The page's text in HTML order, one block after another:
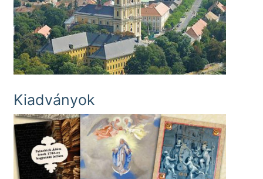
Kiadványok